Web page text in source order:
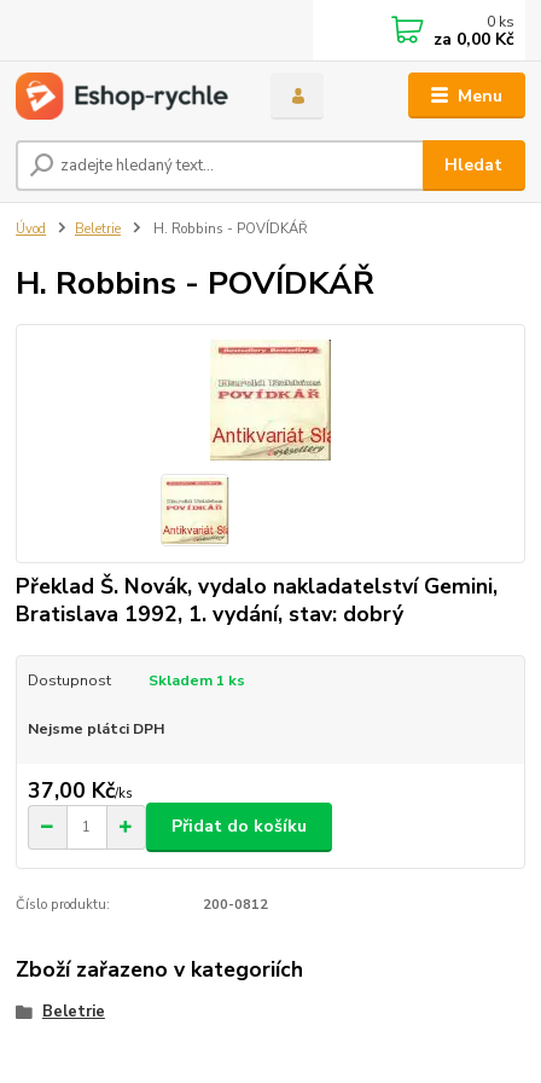
Menu
Hledat
0 ks
za 0,00 Kč
Úvod Beletrie H. Robbins - POVÍDKÁŘ
H. Robbins - POVÍDKÁŘ
Překlad Š. Novák, vydalo nakladatelství Gemini,
Bratislava 1992, 1. vydání, stav: dobrý
Dostupnost Skladem 1 ks
Nejsme plátci DPH
37,00 Kč/ks
Přidat do košíku
Číslo produktu: 200-0812
Zboží zařazeno v kategoriích
Beletrie